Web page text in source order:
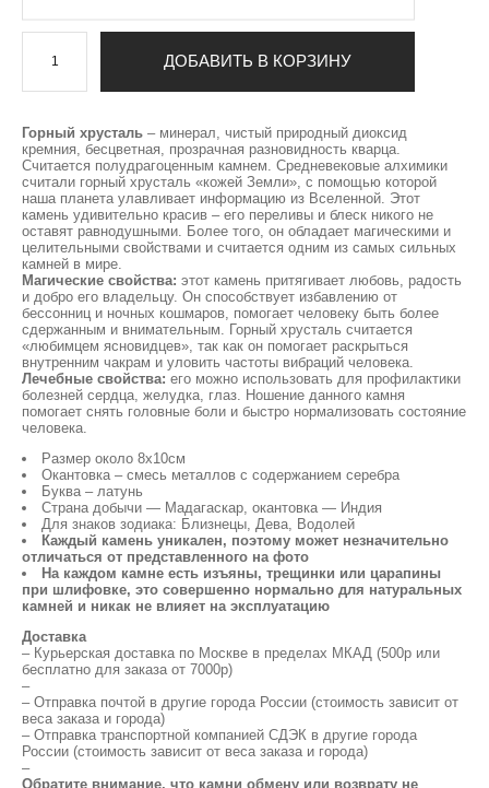
ДОБАВИТЬ В КОРЗИНУ
Горный хрусталь – минерал, чистый природный диоксид
кремния, бесцветная, прозрачная разновидность кварца.
Считается полудрагоценным камнем. Средневековые алхимики
считали горный хрусталь «кожей Земли», с помощью которой
наша планета улавливает информацию из Вселенной. Этот
камень удивительно красив – его переливы и блеск никого не
оставят равнодушными. Более того, он обладает магическими и
целительными свойствами и считается одним из самых сильных
камней в мире.
Магические свойства: этот камень притягивает любовь, радость
и добро его владельцу. Он способствует избавлению от
бессонниц и ночных кошмаров, помогает человеку быть более
сдержанным и внимательным. Горный хрусталь считается
«любимцем ясновидцев», так как он помогает раскрыться
внутренним чакрам и уловить частоты вибраций человека.
Лечебные свойства: его можно использовать для профилактики
болезней сердца, желудка, глаз. Ношение данного камня
помогает снять головные боли и быстро нормализовать состояние
человека.
Размер около 8х10см
Окантовка – смесь металлов с содержанием серебра
Буква – латунь
Страна добычи — Мадагаскар, окантовка — Индия
Для знаков зодиака: Близнецы, Дева, Водолей
Каждый камень уникален, поэтому может незначительно
отличаться от представленного на фото
На каждом камне есть изъяны, трещинки или царапины
при шлифовке, это совершенно нормально для натуральных
камней и никак не влияет на эксплуатацию
Доставка
– Курьерская доставка по Москве в пределах МКАД (500р или
бесплатно для заказа от 7000р)
–
– Отправка почтой в другие города России (стоимость зависит от
веса заказа и города)
– Отправка транспортной компанией СДЭК в другие города
России (стоимость зависит от веса заказа и города)
–
Обратите внимание, что камни обмену или возврату не